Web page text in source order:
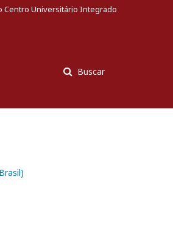
Buscar
Centro Universitário Integrado